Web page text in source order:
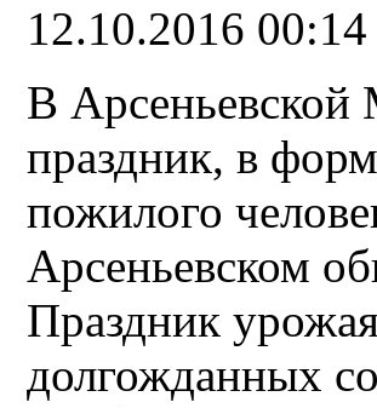
12.10.2016 00:14
В
праздник, в
пожилого
Арсеньевском
Праздник
долгожданных